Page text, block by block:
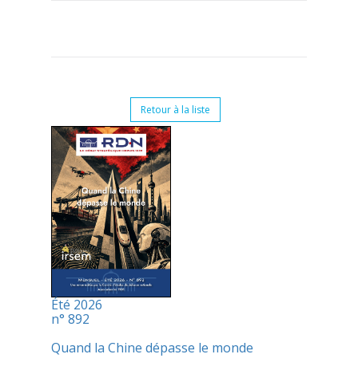
Retour à la liste
Été 2026
n° 892
Quand la Chine dépasse le monde